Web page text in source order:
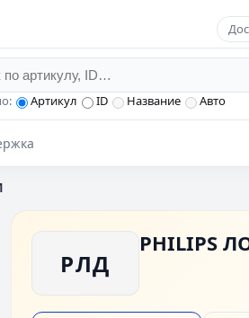
Артикул ID Название Авто
PЛД
PHILIPS